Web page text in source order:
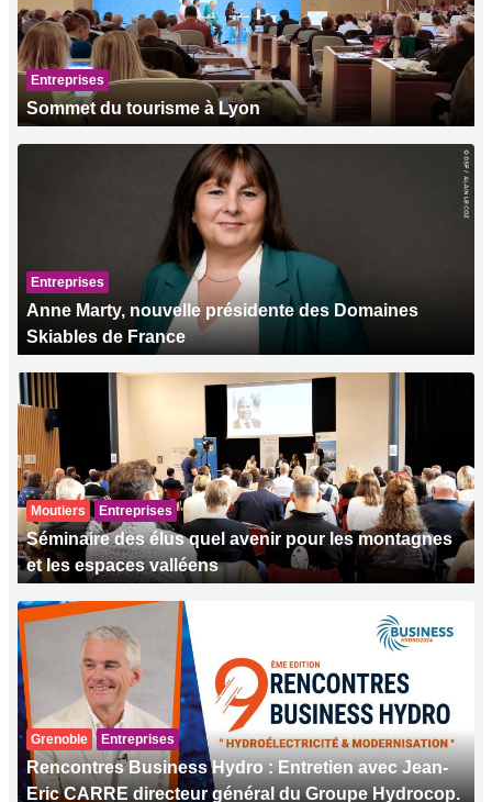
Entreprises
Sommet du tourisme à Lyon
Entreprises
Anne Marty, nouvelle présidente des Domaines
Skiables de France
Moutiers Entreprises
Séminaire des élus quel avenir pour les montagnes
et les espaces valléens
Grenoble Entreprises
Rencontres Business Hydro : Entretien avec Jean-
Eric CARRE directeur général du Groupe Hydrocop.